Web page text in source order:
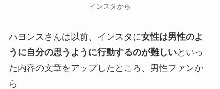
インスタから
ハヨンスさんは以前、インスタに女性は男性のよ
うに自分の思うように行動するのが難しいといっ
た内容の文章をアップしたところ、男性ファンか
ら